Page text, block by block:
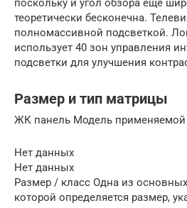
поскольку и угол обзора ещё
теоретически бесконечна.
полномассивной подсветкой.
использует 40 зон управления
подсветки для улучшения
Размер и тип матрицы
ЖК панель Модель применяемой
Нет данных
Нет данных
Размер / класс Одна из основных
которой определяется размер,